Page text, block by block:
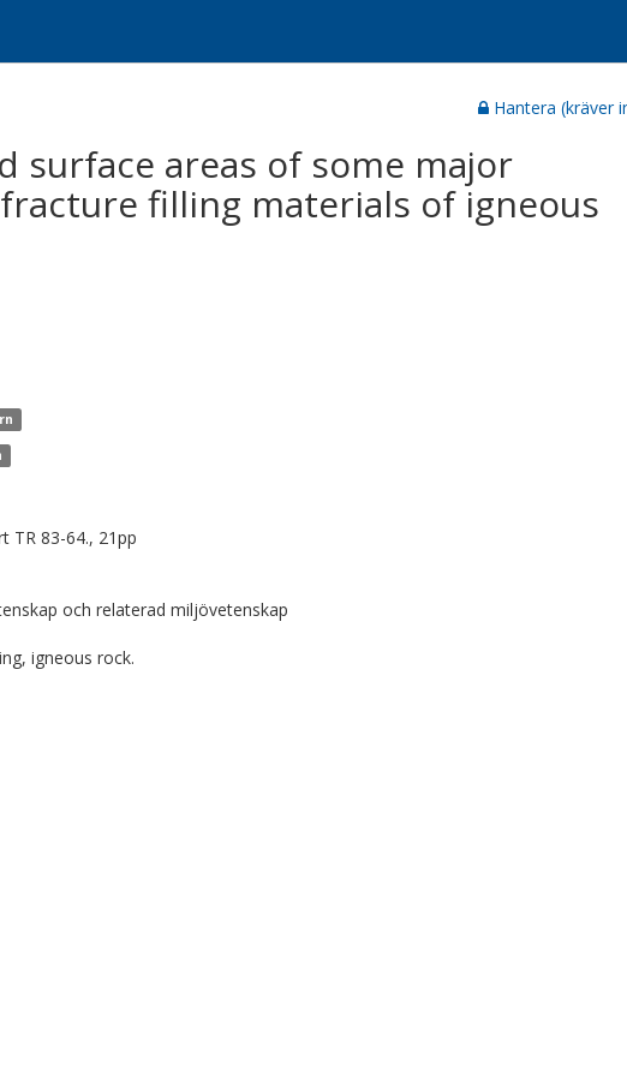
Hantera (kräver
surface areas of some major
filling materials of igneous
TR 83-64., 21pp
och relaterad miljövetenskap
igneous rock.